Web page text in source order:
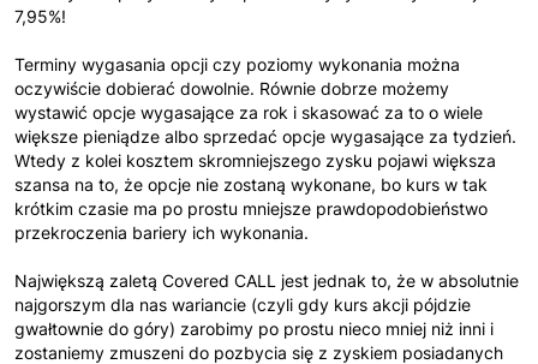
7,95%!
Terminy wygasania opcji czy poziomy wykonania można
oczywiście dobierać dowolnie. Równie dobrze możemy
wystawić opcje wygasające za rok i skasować za to o wiele
większe pieniądze albo sprzedać opcje wygasające za tydzień.
Wtedy z kolei kosztem skromniejszego zysku pojawi większa
szansa na to, że opcje nie zostaną wykonane, bo kurs w tak
krótkim czasie ma po prostu mniejsze prawdopodobieństwo
przekroczenia bariery ich wykonania.
Największą zaletą Covered CALL jest jednak to, że w absolutnie
najgorszym dla nas wariancie (czyli gdy kurs akcji pójdzie
gwałtownie do góry) zarobimy po prostu nieco mniej niż inni i
zostaniemy zmuszeni do pozbycia się z zyskiem posiadanych